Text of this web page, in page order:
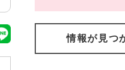
情報が見つ